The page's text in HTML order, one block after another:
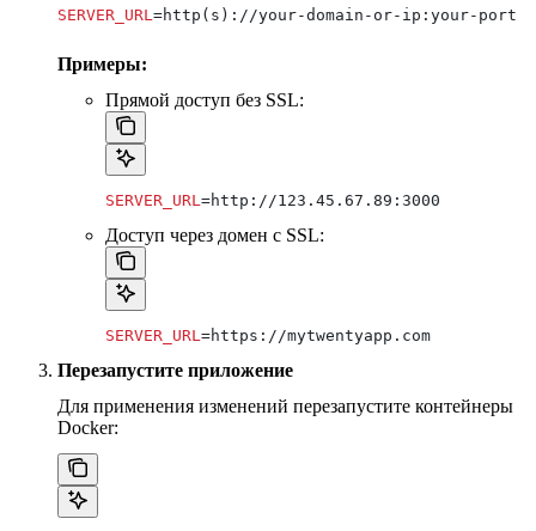
SERVER_URL =http(s)://your-domain-or-ip:your-port
Примеры:
Прямой доступ без SSL:
SERVER_URL =http://123.45.67.89:3000
Доступ через домен с SSL:
SERVER_URL =https://mytwentyapp.com
Перезапустите приложение
Для применения изменений перезапустите контейнеры
Docker: